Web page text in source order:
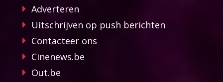
Adverteren
Uitschrijven op push berichten
Contacteer ons
Cinenews.be
Out.be